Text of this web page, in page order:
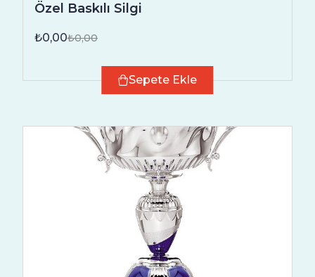
Özel Baskılı Silgi
₺0,00₺0,00
Sepete Ekle